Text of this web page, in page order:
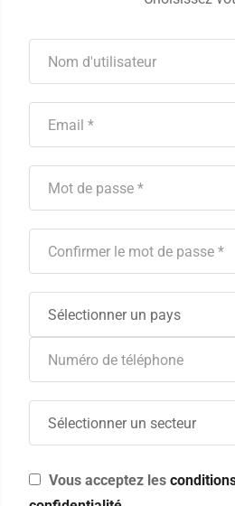
Sélectionner un pays
Sélectionner un secteur
Vous acceptez les